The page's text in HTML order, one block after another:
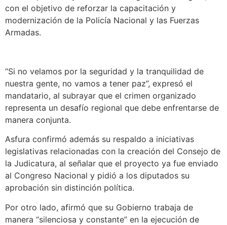
con el objetivo de reforzar la capacitación y
modernización de la Policía Nacional y las Fuerzas
Armadas.
“Si no velamos por la seguridad y la tranquilidad de
nuestra gente, no vamos a tener paz”, expresó el
mandatario, al subrayar que el crimen organizado
representa un desafío regional que debe enfrentarse de
manera conjunta.
Asfura confirmó además su respaldo a iniciativas
legislativas relacionadas con la creación del Consejo de
la Judicatura, al señalar que el proyecto ya fue enviado
al Congreso Nacional y pidió a los diputados su
aprobación sin distinción política.
Por otro lado, afirmó que su Gobierno trabaja de
manera “silenciosa y constante” en la ejecución de